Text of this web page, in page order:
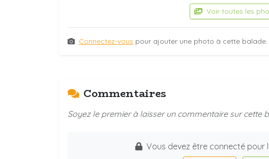
Voir toutes les
Connectez-vous pour ajouter une photo à cette balade.
Commentaires
Soyez le premier à laisser un commentaire sur cette
Vous devez être connecté pour